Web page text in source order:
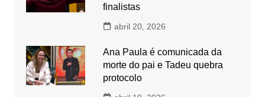
finalistas
abril 20, 2026
Ana Paula é comunicada da
morte do pai e Tadeu quebra
protocolo